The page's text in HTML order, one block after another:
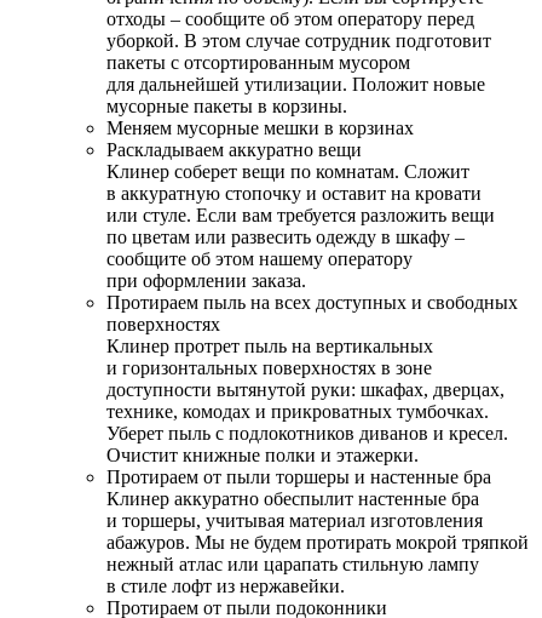
отходы – сообщите об этом оператору перед
уборкой. В этом случае сотрудник подготовит
пакеты с отсортированным мусором
для дальнейшей утилизации. Положит новые
мусорные пакеты в корзины.
Меняем мусорные мешки в корзинах
Раскладываем аккуратно вещи
Клинер соберет вещи по комнатам. Сложит
в аккуратную стопочку и оставит на кровати
или стуле. Если вам требуется разложить вещи
по цветам или развесить одежду в шкафу –
сообщите об этом нашему оператору
при оформлении заказа.
Протираем пыль на всех доступных и свободных
поверхностях
Клинер протрет пыль на вертикальных
и горизонтальных поверхностях в зоне
доступности вытянутой руки: шкафах, дверцах,
технике, комодах и прикроватных тумбочках.
Уберет пыль с подлокотников диванов и кресел.
Очистит книжные полки и этажерки.
Протираем от пыли торшеры и настенные бра
Клинер аккуратно обеспылит настенные бра
и торшеры, учитывая материал изготовления
абажуров. Мы не будем протирать мокрой тряпкой
нежный атлас или царапать стильную лампу
в стиле лофт из нержавейки.
Протираем от пыли подоконники